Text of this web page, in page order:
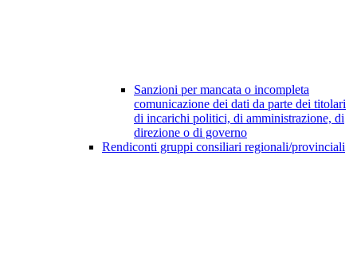
Sanzioni per mancata o incompleta
comunicazione dei dati da parte dei titolari
di incarichi politici, di amministrazione, di
direzione o di governo
Rendiconti gruppi consiliari regionali/provinciali